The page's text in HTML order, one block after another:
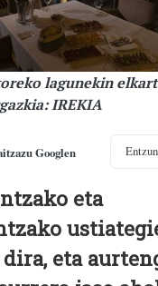
lagunekin
IREKIA
Googlen Entzun
eta
eta